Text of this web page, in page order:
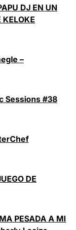
DJ EN UN
KELOKE
–
Sessions #38
DE
PESADA A MI